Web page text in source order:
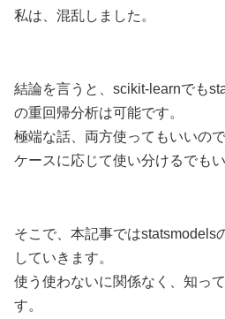
私は、混乱しました。
結論を言うと、scikit-learnでも
の重回帰分析は可能です。
極端な話、両方使ってもいいので
ケースに応じて使い分けるでもい
そこで、本記事ではstatsmodels
していきます。
使う使わないに関係なく、知っ
す。